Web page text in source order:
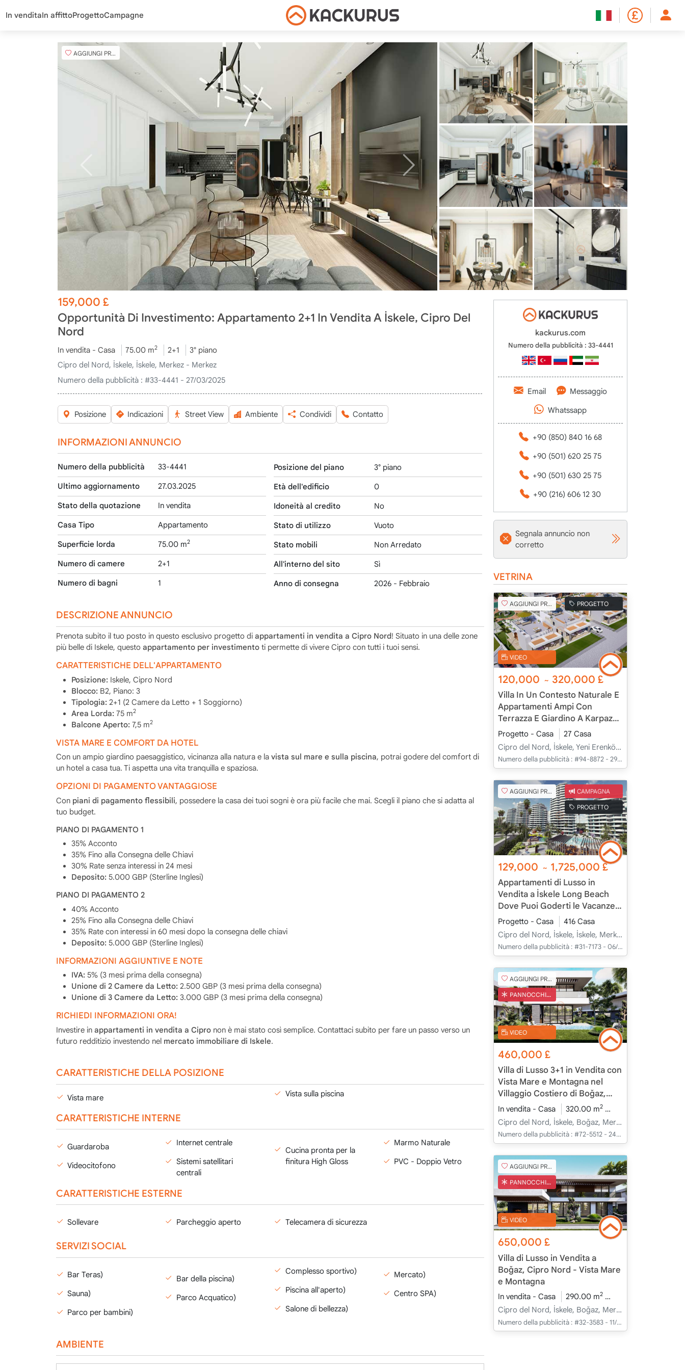
In venditaIn affittoProgettoCampagne
AGGIUNGI PREFERITO
159,000£
Opportunità Di Investimento: Appartamento 2+1 In Vendita A İskele, Cipro Del
Nord
In vendita - Casa 75.00 m2 2+1
3° piano
Cipro del Nord, İskele, İskele, Merkez - Merkez
Numero della pubblicità : #33-4441 - 27/03/2025
Posizione Indicazioni Street View Ambiente Condividi Contatto
INFORMAZIONI ANNUNCIO
Numero della pubblicità 33-4441
Ultimo aggiornamento 27.03.2025
Stato della quotazione In vendita
Casa Tipo Appartamento
Superficie lorda 75.00 m2
Numero di camere 2+1
Numero di bagni 1
Posizione del piano 3° piano
Età dell'edificio 0
Idoneità al credito No
Stato di utilizzo Vuoto
Stato mobili Non Arredato
All'interno del sito Sì
Anno di consegna 2026 - Febbraio
DESCRIZIONE ANNUNCIO
Prenota subito il tuo posto in questo esclusivo progetto di appartamenti in vendita a Cipro Nord! Situato in una delle zone
più belle di Iskele, questo appartamento per investimentoti permette di vivere Cipro con tutti i tuoi sensi.
CARATTERISTICHE DELL'APPARTAMENTO
Posizione: Iskele, Cipro Nord
Blocco: B2, Piano: 3
Tipologia: 2+1 (2 Camere da Letto + 1 Soggiorno)
Area Lorda: 75 m2
Balcone Aperto: 7,5 m2
VISTA MARE E COMFORT DA HOTEL
Con un ampio giardino paesaggistico, vicinanza alla natura e la vista sul mare e sulla piscina, potrai godere del comfort di
un hotel a casa tua. Ti aspetta una vita tranquilla e spaziosa.
OPZIONI DI PAGAMENTO VANTAGGIOSE
Con piani di pagamento flessibili, possedere la casa dei tuoi sogni è ora più facile che mai. Scegli il piano che si adatta al
tuo budget.
PIANO DI PAGAMENTO 1
35% Acconto
35% Fino alla Consegna delle Chiavi
30% Rate senza interessi in 24 mesi
Deposito: 5.000 GBP (Sterline Inglesi)
PIANO DI PAGAMENTO 2
40% Acconto
25% Fino alla Consegna delle Chiavi
35% Rate con interessi in 60 mesi dopo la consegna delle chiavi
Deposito: 5.000 GBP (Sterline Inglesi)
INFORMAZIONI AGGIUNTIVE E NOTE
IVA: 5% (3 mesi prima della consegna)
Unione di 2 Camere da Letto: 2.500 GBP (3 mesi prima della consegna)
Unione di 3 Camere da Letto: 3.000 GBP (3 mesi prima della consegna)
RICHIEDI INFORMAZIONI ORA!
Investire in appartamenti in vendita a Cipronon è mai stato così semplice. Contattaci subito per fare un passo verso un
futuro redditizio investendo nel mercato immobiliare di Iskele.
CARATTERISTICHE DELLA POSIZIONE
Vista mare Vista sulla piscina
CARATTERISTICHE INTERNE
Guardaroba
Videocitofono
Internet centrale
Sistemi satellitari
centrali
Cucina pronta per la
finitura High Gloss
Marmo Naturale
PVC - Doppio Vetro
CARATTERISTICHE ESTERNE
Sollevare Parcheggio aperto Telecamera di sicurezza
SERVIZI SOCIAL
Bar Teras)
Sauna)
Parco per bambini)
Bar della piscina)
Parco Acquatico)
Complesso sportivo)
Piscina all'aperto)
Salone di bellezza)
Mercato)
Centro SPA)
AMBIENTE
kackurus.com
Numero della pubblicità : 33-4441
Email Messaggio
Whatssapp
+90 (850) 840 16 68
+90 (501) 620 25 75
+90 (501) 630 25 75
+90 (216) 606 12 30
Segnala annuncio non
corretto
VETRINA
AGGIUNGI PREFERITO PROGETTO
VIDEO
120,000 ~ 320,000£
Villa In Un Contesto Naturale E
Appartamenti Ampi Con
Terrazza E Giardino A Karpaz
Yeni Erenköy, İskele, Cipro
Progetto - Casa
27 Casa
Cipro del Nord, İskele, Yeni Erenköy, Merkez - Merkez
Numero della pubblicità : #94-8872 - 29/04/2025
AGGIUNGI PREFERITO CAMPAGNA
PROGETTO
129,000 ~ 1,725,000£
Appartamenti di Lusso in
Vendita a İskele Long Beach
Dove Puoi Goderti le Vacanze
Tutto l’Anno
Progetto - Casa
416 Casa
Cipro del Nord, İskele, İskele, Merkez - Merkez
Numero della pubblicità : #31-7173 - 06/05/2025
AGGIUNGI PREFERITO
PANNOCCHIA TURCA
VIDEO
460,000 £
Villa di Lusso 3+1 in Vendita con
Vista Mare e Montagna nel
Villaggio Costiero di Boğaz,
Cipro Nord
In vendita - Casa 320.00 m2
Cipro del Nord, İskele, Boğaz, Merkez - Merkez
Numero della pubblicità : #72-5512 - 24/04/2025
AGGIUNGI PREFERITO
PANNOCCHIA TURCA
VIDEO
650,000 £
Villa di Lusso in Vendita a
Boğaz, Cipro Nord - Vista Mare
e Montagna
In vendita - Casa 290.00 m2
Cipro del Nord, İskele, Boğaz, Merkez - Merkez
Numero della pubblicità : #32-3583 - 11/04/2025